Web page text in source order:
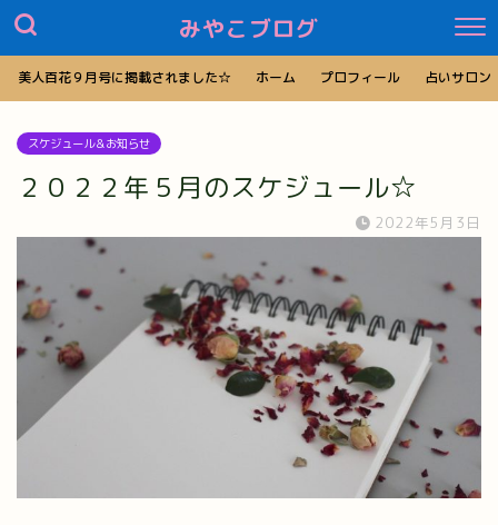
みやこブログ
美人百花９月号に掲載されました☆ ホーム プロフィール 占いサロン
スケジュール＆お知らせ
２０２２年５月のスケジュール☆
2022年5月3日